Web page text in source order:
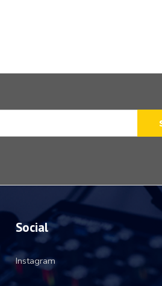
Social
Instagram